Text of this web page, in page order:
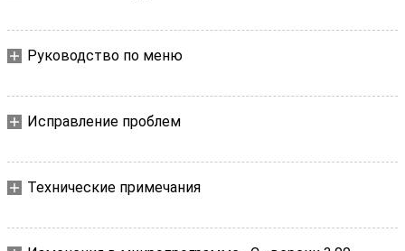
Руководство по меню
Исправление проблем
Технические примечания